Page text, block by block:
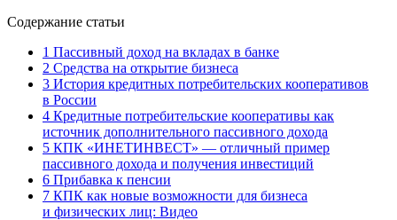
Содержание статьи
1 Пассивный доход на вкладах в банке
2 Средства на открытие бизнеса
3 История кредитных потребительских кооперативов
в России
4 Кредитные потребительские кооперативы как
источник дополнительного пассивного дохода
5 КПК «ИНЕТИНВЕСТ» — отличный пример
пассивного дохода и получения инвестиций
6 Прибавка к пенсии
7 КПК как новые возможности для бизнеса
и физических лиц: Видео